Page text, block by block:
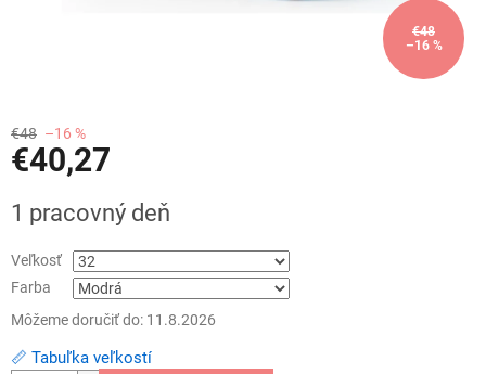
€48
–16 %
€48 –16 %
€40,27
cena:
1 pracovný deň
Veľkosť
Farba
Môžeme doručiť do: 11.8.2026
📏 Tabuľka veľkostí